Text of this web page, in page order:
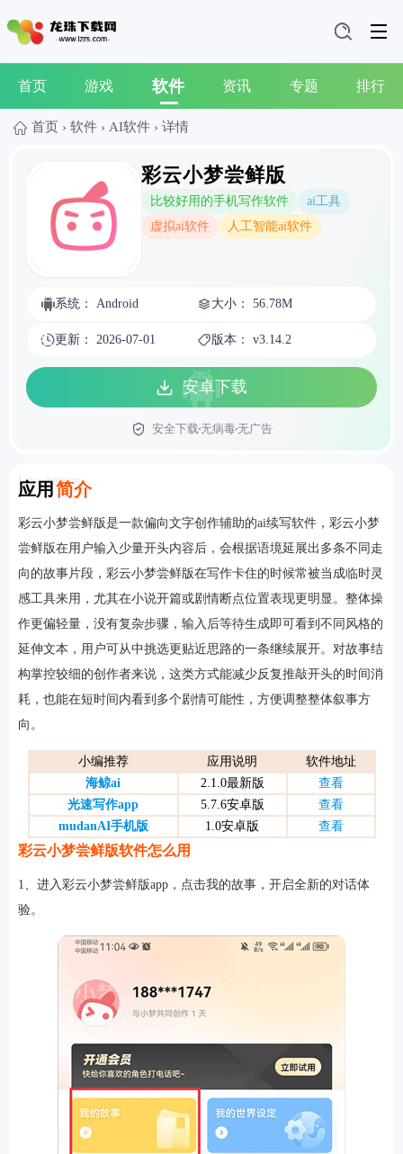
首页 游戏 软件 资讯 专题 排行
首页 › 软件 › AI软件 › 详情
彩云小梦尝鲜版
比较好用的手机写作软件
ai工具
虚拟ai软件
人工智能ai软件
系统： Android 大小： 56.78M
更新： 2026-07-01 版本： v3.14.2
安卓下载
安全下载无病毒无广告
应用 简介
Introduction
彩云小梦尝鲜版是一款偏向文字创作辅助的ai续写软件，彩云小梦
尝鲜版在用户输入少量开头内容后，会根据语境延展出多条不同走
向的故事片段，彩云小梦尝鲜版在写作卡住的时候常被当成临时灵
感工具来用，尤其在小说开篇或剧情断点位置表现更明显。整体操
作更偏轻量，没有复杂步骤，输入后等待生成即可看到不同风格的
延伸文本，用户可从中挑选更贴近思路的一条继续展开。对故事结
构掌控较细的创作者来说，这类方式能减少反复推敲开头的时间消
耗，也能在短时间内看到多个剧情可能性，方便调整整体叙事方
向。
小编推荐 应用说明
软件地址
海鲸ai
2.1.0最新版
查看
光速写作app
5.7.6安卓版
查看
mudanAI手机版
1.0安卓版 查看
彩云小梦尝鲜版软件怎么用
1、进入彩云小梦尝鲜版app，点击我的故事，开启全新的对话体
验。